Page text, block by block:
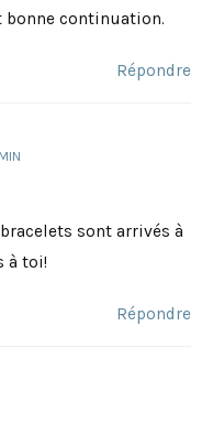
bonne continuation.
Répondre
sont arrivés à
à toi!
Répondre